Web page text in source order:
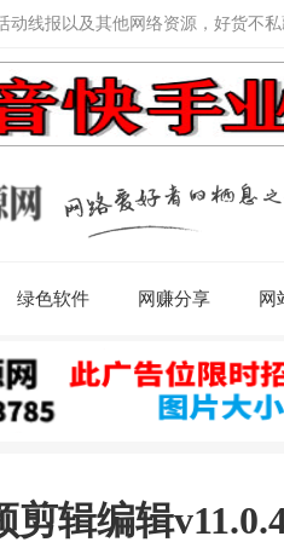
动线报以及其他网络资源，好货不
绿色软件 网赚分享 网
剪辑编辑